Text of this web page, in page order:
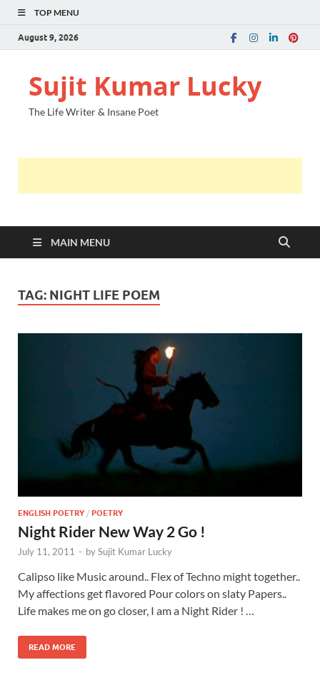
TOP MENU
August 9, 2026
Sujit Kumar Lucky
The Life Writer & Insane Poet
MAIN MENU
TAG: NIGHT LIFE POEM
ENGLISH POETRY / POETRY
Night Rider New Way 2 Go !
July 11, 2011 - bySujit Kumar Lucky
Calipso like Music around.. Flex of Techno might together..
My affections get flavored Pour colors on slaty Papers..
Life makes me on go closer, I am a Night Rider ! …
READ MORE